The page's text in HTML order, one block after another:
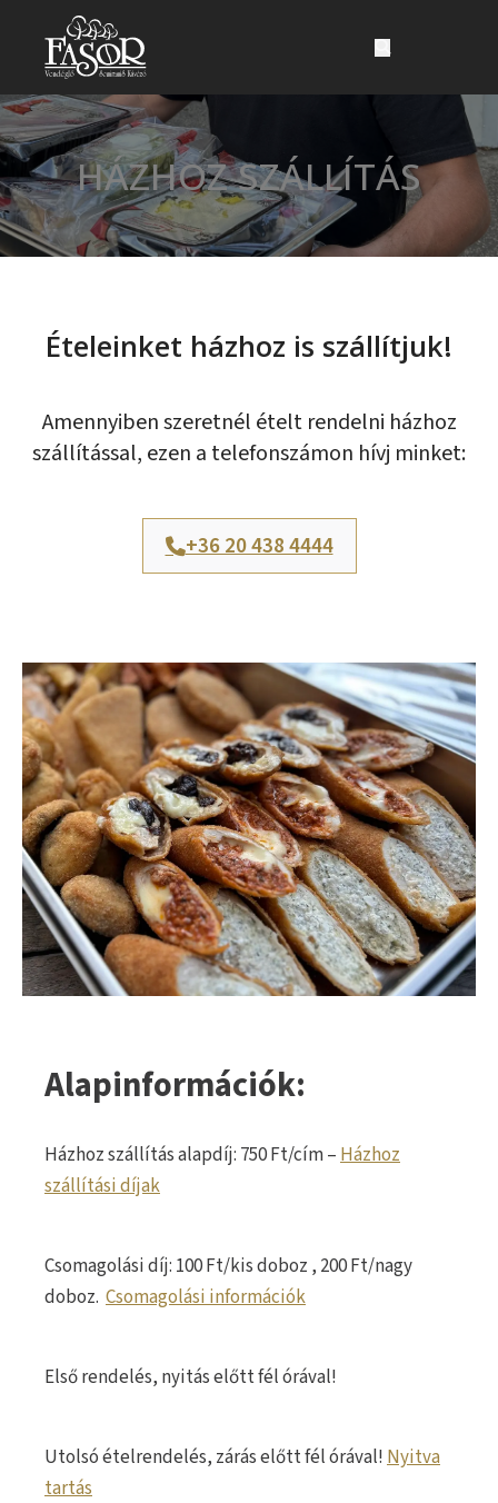
Ugrás a fő tartalomhoz
Ugrás a lábléchez
HÁZHOZ SZÁLLÍTÁS
Ételeinket házhoz is szállítjuk!
Amennyiben szeretnél ételt rendelni házhoz
szállítással, ezen a telefonszámon hívj minket:
+36 20 438 4444
Alapinformációk:
Házhoz szállítás alapdíj: 750 Ft/cím –Házhoz
szállítási díjak
Csomagolási díj: 100 Ft/kis doboz , 200 Ft/nagy
doboz. Csomagolási információk
Első rendelés, nyitás előtt fél órával!
Utolsó ételrendelés, zárás előtt fél órával!Nyitva
tartás